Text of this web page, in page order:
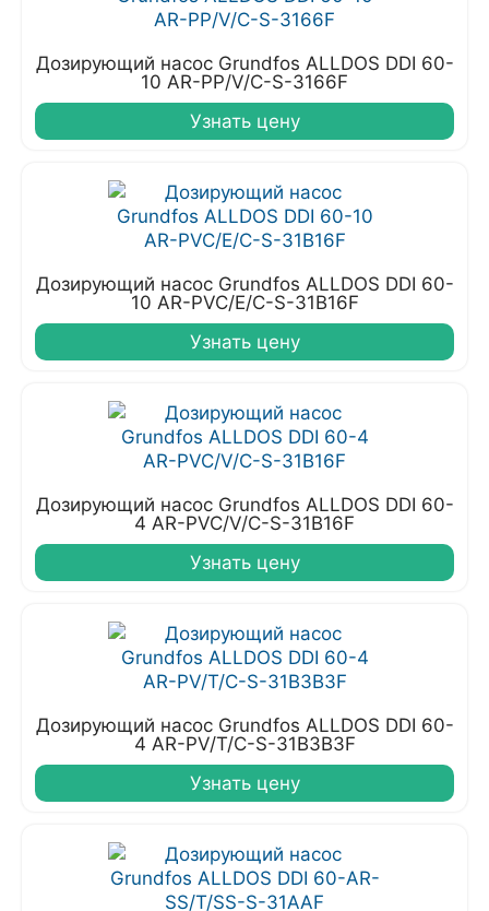
Дозирующий насос Grundfos ALLDOS DDI 60-
10 AR-PP/V/C-S-3166F
Узнать цену
Дозирующий насос Grundfos ALLDOS DDI 60-
10 AR-PVC/E/C-S-31B16F
Узнать цену
Дозирующий насос Grundfos ALLDOS DDI 60-
4 AR-PVC/V/C-S-31B16F
Узнать цену
Дозирующий насос Grundfos ALLDOS DDI 60-
4 AR-PV/T/C-S-31B3B3F
Узнать цену